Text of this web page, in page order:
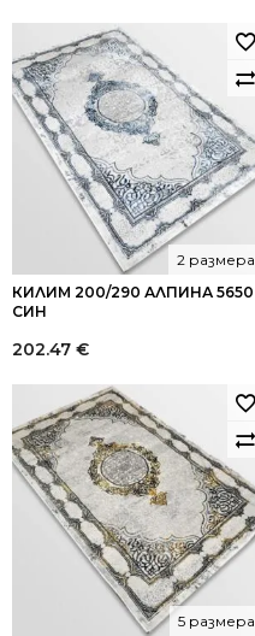
КИЛИМ 200/290 АЛПИНА 5650
СИН
2 размера
202.47 €
5 размера